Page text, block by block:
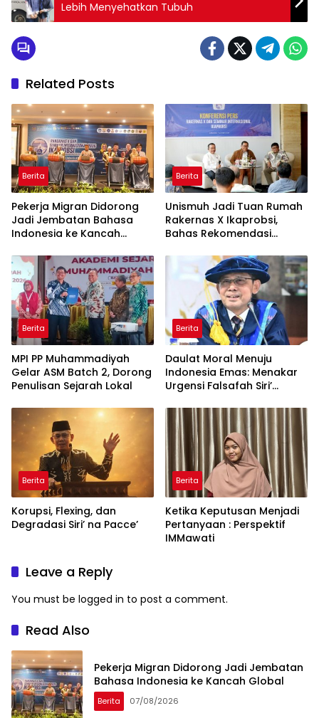
Lebih Menyehatkan Tubuh
Related Posts
Berita
Pekerja Migran Didorong
Jadi Jembatan Bahasa
Indonesia ke Kancah
Berita
Unismuh Jadi Tuan Rumah
Rakernas X Ikaprobsi,
Bahas Rekomendasi
Indonesia di Tingkat
Global
Berita
MPI PP Muhammadiyah
Gelar ASM Batch 2, Dorong
Penulisan Sejarah Lokal
Berita
Daulat Moral Menuju
Indonesia Emas: Menakar
Urgensi Falsafah Siri’
Ancaman Kleptokrasi
Berita
Korupsi, Flexing, dan
Degradasi Siri’ na Pacce’
Berita
Ketika Keputusan Menjadi
Pertanyaan : Perspektif
IMMawati
Leave a Reply
You must be logged in to post a comment.
Read Also
Pekerja Migran Didorong Jadi Jembatan
Bahasa Indonesia ke Kancah Global
Berita 07/08/2026